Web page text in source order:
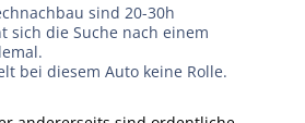
sind 20-30h
sich die Suche nach einem
bei diesem Auto keine Rolle.